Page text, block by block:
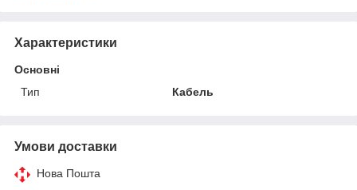
Характеристики
Основні
Тип
Кабель
Умови доставки
Нова Пошта